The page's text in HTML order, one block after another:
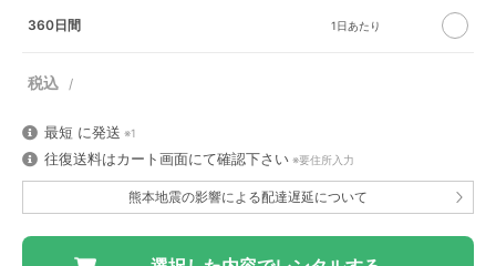
360日間
最短 に発送 ※1
往復送料はカート画面にて確認下さい ※要住所入力
熊本地震の影響による配達遅延について